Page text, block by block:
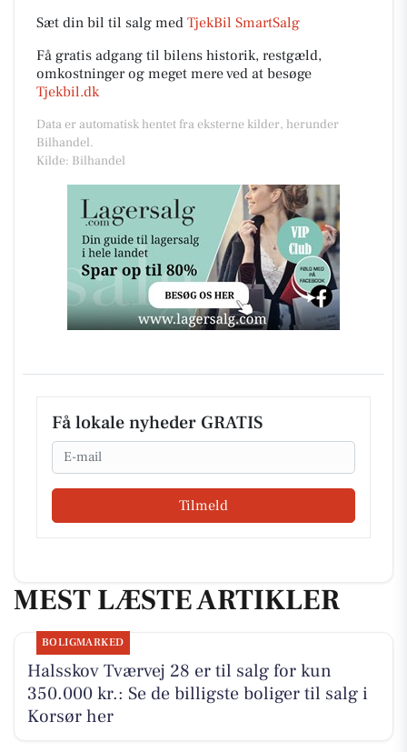
Sæt din bil til salg med TjekBil SmartSalg
Få gratis adgang til bilens historik, restgæld,
omkostninger og meget mere ved at besøge
Tjekbil.dk
Data er automatisk hentet fra eksterne kilder, herunder
Bilhandel.
Kilde: Bilhandel
Få lokale nyheder GRATIS
Email
Tilmeld
MEST LÆSTE ARTIKLER
BOLIGMARKED
Halsskov Tværvej 28 er til salg for kun
350.000 kr.: Se de billigste boliger til salg i
Korsør her